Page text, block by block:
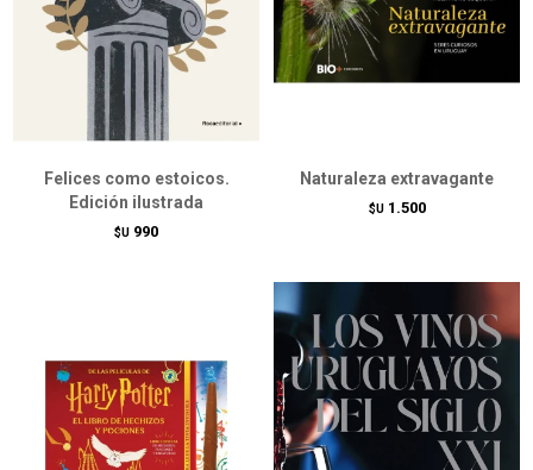
Felices como estoicos.
Edición ilustrada
$U 990
Naturaleza extravagante
$U 1.500